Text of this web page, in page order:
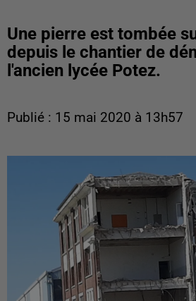
Une pierre est tombée
depuis le chantier de
l'ancien lycée Potez.
Publié : 15 mai 2020 à 13h57